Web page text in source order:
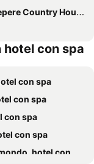
Country House
con spa
con spa
con spa
con spa
con spa
hotel con spa